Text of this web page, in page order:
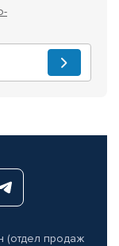
(отдел продаж